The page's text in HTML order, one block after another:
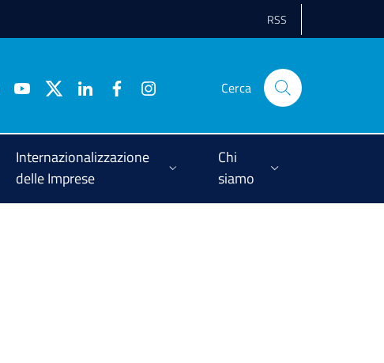
RSS
Cerca
Internazionalizzazione
delle Imprese
Chi
siamo